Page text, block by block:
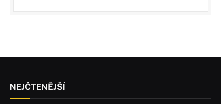
NEJČTENĚJŠÍ